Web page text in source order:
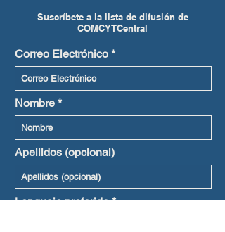
Suscríbete a la lista de difusión de
COMCYTCentral
Correo Electrónico
Nombre
Apellidos (opcional)
Lenguaje preferido